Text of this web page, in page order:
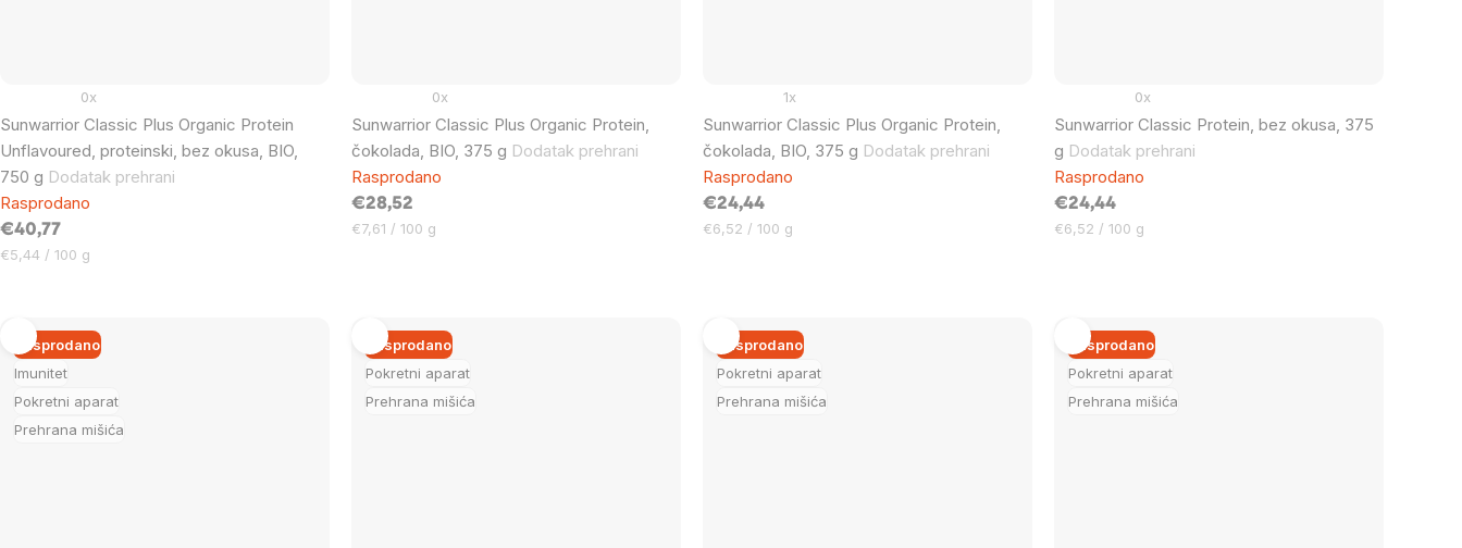
Sunwarrior Classic Plus Organic Protein
Unflavoured, proteinski, bez okusa, BIO,
750 g Dodatak prehrani
0x
Rasprodano
€40,77
Cijena
€5,44 / 100 g
Sunwarrior Classic Plus Organic Protein,
čokolada, BIO, 375 g Dodatak prehrani
0x
Rasprodano
€28,52
Cijena
€7,61 / 100 g
Sunwarrior Classic Plus Organic Protein,
čokolada, BIO, 375 g Dodatak prehrani
1x
Rasprodano
€24,44
Cijena
€6,52 / 100 g
Sunwarrior Classic Protein, bez okusa, 375
g Dodatak prehrani
0x
Rasprodano
€24,44
Cijena
€6,52 / 100 g
Imunitet
Pokretni aparat
Prehrana mišića
Rasprodano
Pokretni aparat
Prehrana mišića
Rasprodano
Pokretni aparat
Prehrana mišića
Rasprodano
Pokretni aparat
Prehrana mišića
Rasprodano